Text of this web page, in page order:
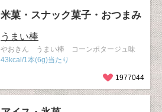
米菓・スナック菓子・おつまみ
うまい棒
やおきん うまい棒 コーンポタージュ味
43kcal/1本(6g)当たり
1977044